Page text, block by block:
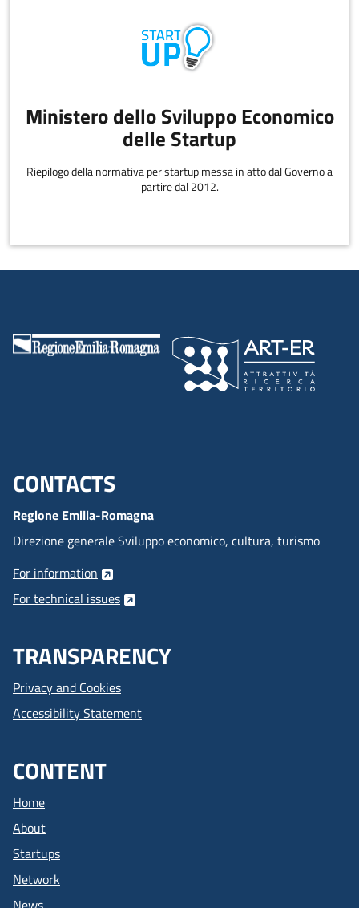
Ministero dello Sviluppo Economico
delle Startup
Riepilogo della normativa per startup messa in atto dal Governo a
partire dal 2012.
Menu footer inglese
CONTACTS
Regione Emilia-Romagna
Direzione generale Sviluppo economico, cultura, turismo
For information
For technical issues
TRANSPARENCY
Privacy and Cookies
Accessibility Statement
CONTENT
Home
About
Startups
Network